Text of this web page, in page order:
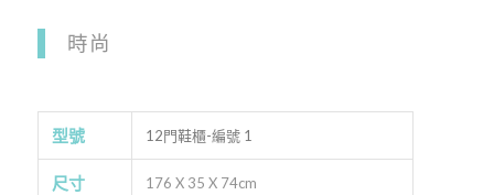
時尚
型號 12門鞋櫃-編號 1
尺寸 176 X 35 X 74cm